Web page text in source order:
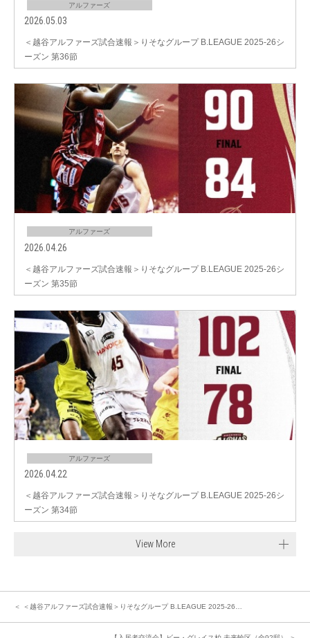
アルファーズ
2026.05.03
＜越谷アルファーズ試合速報＞りそなグループ B.LEAGUE 2025-26シ
ーズン 第36節
アルファーズ
2026.04.26
＜越谷アルファーズ試合速報＞りそなグループ B.LEAGUE 2025-26シ
ーズン 第35節
アルファーズ
2026.04.22
＜越谷アルファーズ試合速報＞りそなグループ B.LEAGUE 2025-26シ
ーズン 第34節
View More
＜ ＜越谷アルファーズ試合速報＞りそなグループ B.LEAGUE 2025-26…